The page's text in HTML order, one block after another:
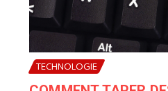
TECHNOLOGIE